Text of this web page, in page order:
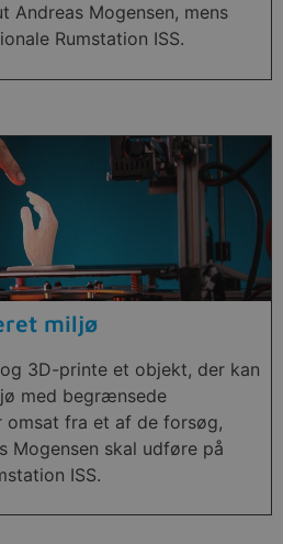
Andreas Mogensen, mens
Rumstation ISS.
miljø
3D-printe et objekt, der kan
med begrænsede
omsat fra et af de forsøg,
Mogensen skal udføre på
ISS.